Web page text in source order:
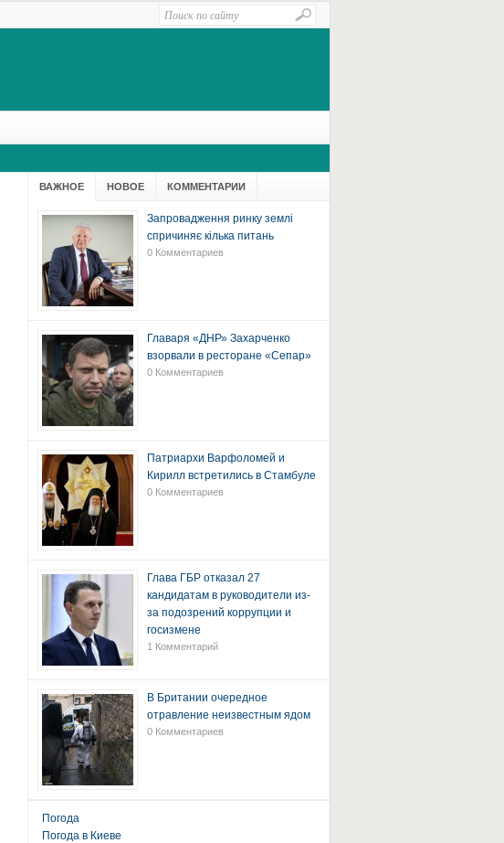
ВАЖНОЕ НОВОЕ КОММЕНТАРИИ
Запровадження ринку землі
спричиняє кілька питань
0 Комментариев
Главаря «ДНР» Захарченко
взорвали в ресторане «Сепар»
0 Комментариев
Патриархи Варфоломей и
Кирилл встретились в Стамбуле
0 Комментариев
Глава ГБР отказал 27
кандидатам в руководители из-
за подозрений коррупции и
госизмене
1 Комментарий
В Британии очередное
отравление неизвестным ядом
0 Комментариев
Погода
Погода в Киеве